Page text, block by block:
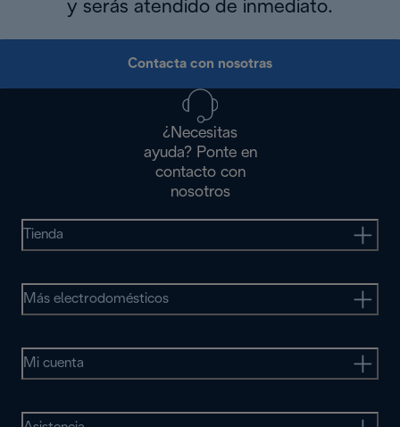
y serás atendido de inmediato.
Contacta con nosotras
¿Necesitas
ayuda? Ponte en
contacto con
nosotros
Tienda
Más electrodomésticos
Mi cuenta